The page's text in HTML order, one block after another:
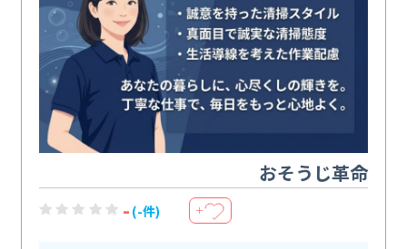
おそうじ革命
- (-件) ＋